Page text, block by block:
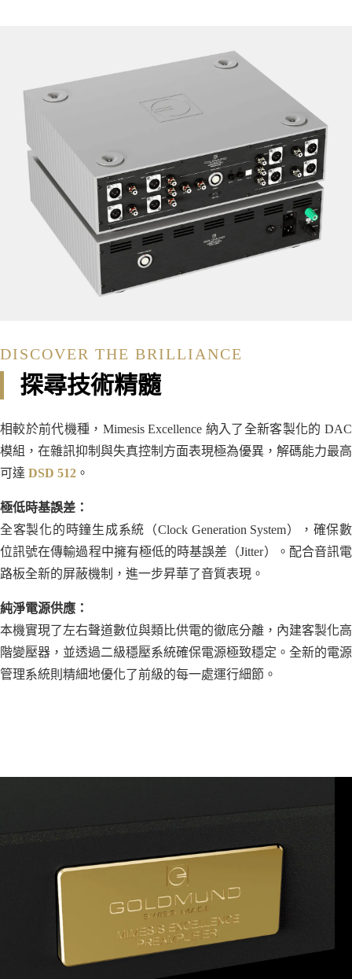
DISCOVER THE BRILLIANCE
探尋技術精髓
相較於前代機種，Mimesis Excellence 納入了全新客製化的 DAC
模組，在雜訊抑制與失真控制方面表現極為優異，解碼能力最高
可達 DSD 512 。
極低時基誤差：
全客製化的時鐘生成系統（Clock Generation System），確保數
位訊號在傳輸過程中擁有極低的時基誤差（Jitter）。配合音訊電
路板全新的屏蔽機制，進一步昇華了音質表現。
純淨電源供應：
本機實現了左右聲道數位與類比供電的徹底分離，內建客製化高
階變壓器，並透過二級穩壓系統確保電源極致穩定。全新的電源
管理系統則精細地優化了前級的每一處運行細節。